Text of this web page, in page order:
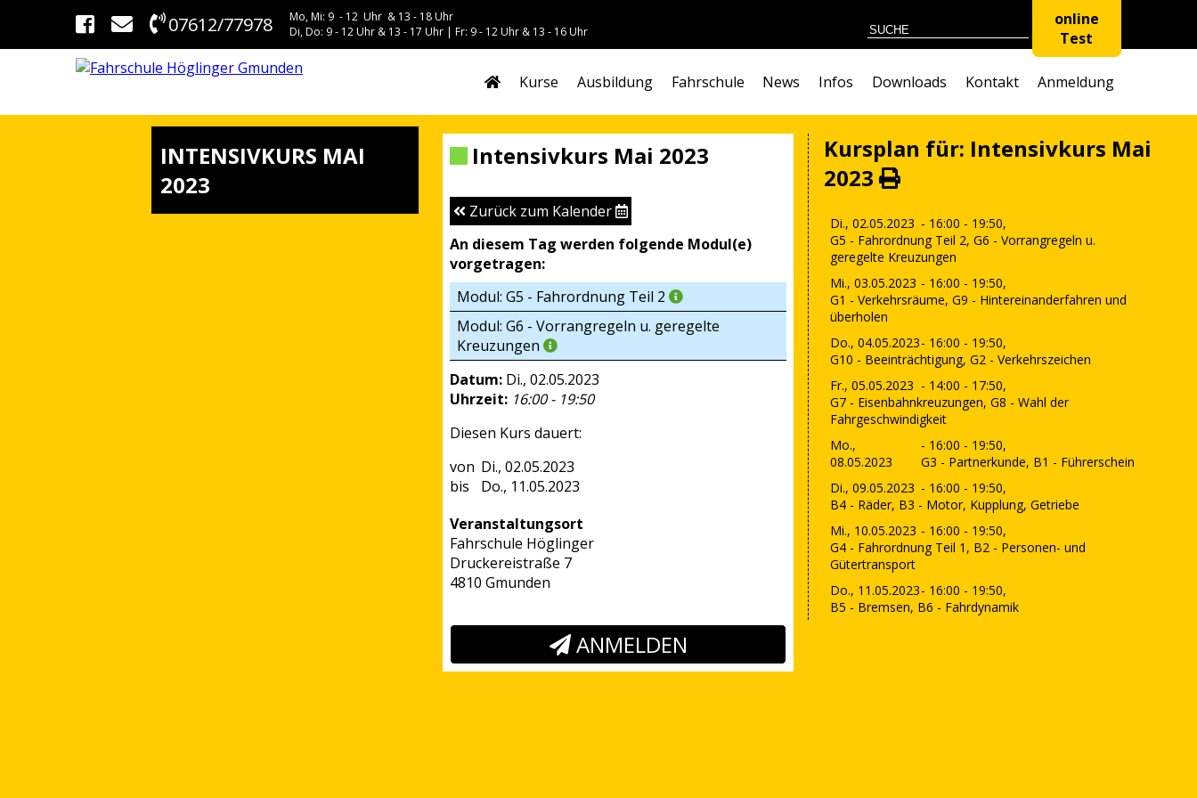
07612/77978
Mo, Mi: 9 - 12 Uhr & 13 - 18 Uhr
Di, Do: 9 - 12 Uhr & 13 - 17 Uhr | Fr: 9 - 12 Uhr & 13 - 16 Uhr
online
Test
Kurse Ausbildung Fahrschule News Infos Downloads Kontakt Anmeldung
INTENSIVKURS MAI
2023
Intensivkurs Mai 2023
Zurück zum Kalender
An diesem Tag werden folgende Modul(e)
vorgetragen:
Modul: G5 - Fahrordnung Teil 2
Modul: G6 - Vorrangregeln u. geregelte
Kreuzungen
Datum: Di., 02.05.2023
Uhrzeit: 16:00 - 19:50
Diesen Kurs dauert:
Di., 02.05.2023
Do., 11.05.2023
Veranstaltungsort
Fahrschule Höglinger
Druckereistraße 7
4810 Gmunden
ANMELDEN
Kursplan für: Intensivkurs Mai
2023
Di., 02.05.2023 - 16:00 - 19:50,
G5 - Fahrordnung Teil 2, G6 - Vorrangregeln u.
geregelte Kreuzungen
Mi., 03.05.2023 - 16:00 - 19:50,
G1 - Verkehrsräume, G9 - Hintereinanderfahren und
überholen
Do., 04.05.2023- 16:00 - 19:50,
G10 - Beeinträchtigung, G2 - Verkehrszeichen
Fr., 05.05.2023 - 14:00 - 17:50,
G7 - Eisenbahnkreuzungen, G8 - Wahl der
Fahrgeschwindigkeit
Mo.,
08.05.2023
- 16:00 - 19:50,
G3 - Partnerkunde, B1 - Führerschein
Di., 09.05.2023 - 16:00 - 19:50,
B4 - Räder, B3 - Motor, Kupplung, Getriebe
Mi., 10.05.2023 - 16:00 - 19:50,
G4 - Fahrordnung Teil 1, B2 - Personen- und
Gütertransport
Do., 11.05.2023- 16:00 - 19:50,
B5 - Bremsen, B6 - Fahrdynamik